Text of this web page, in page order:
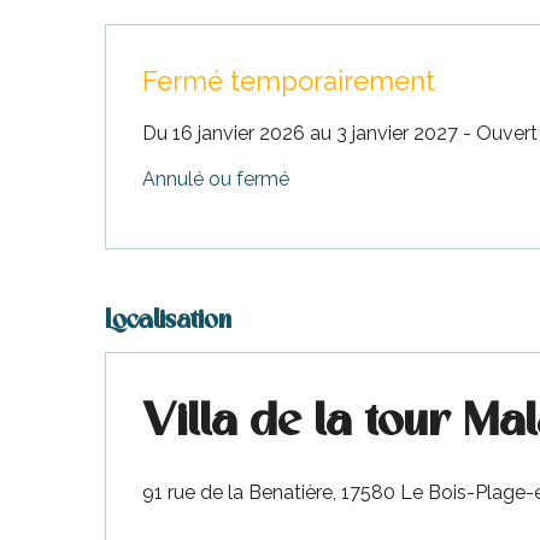
Fermé temporairement
Du 16 janvier 2026 au 3 janvier 2027 -
Annulé ou fermé
Localisation
Villa de la tour
91 rue de la Benatière, 17580 Le Bois-Plage-